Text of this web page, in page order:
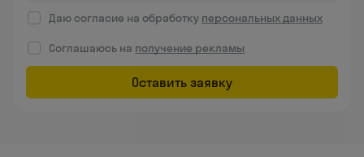
Даю согласие на обработку персональных данных
Соглашаюсь на получение рекламы
Оставить заявку